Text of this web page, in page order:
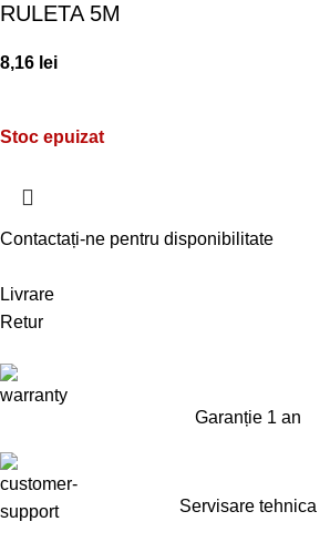
RULETA 5M
8,16 lei
Stoc epuizat
Contactați-ne pentru disponibilitate
Livrare
Retur
Garanție 1 an
Servisare tehnica